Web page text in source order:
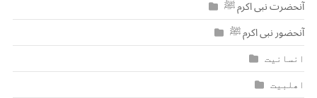
آنحضرت نبی اکرم ﷺ
آنحضور نبی اکرم ﷺ
انسانیت
اھلبیت